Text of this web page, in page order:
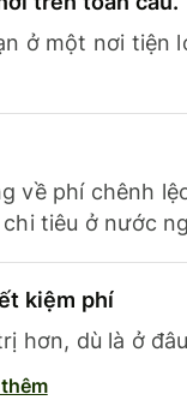
ở một nơi tiện
về phí chênh
tiêu ở nước
kiệm phí
hơn, dù là ở